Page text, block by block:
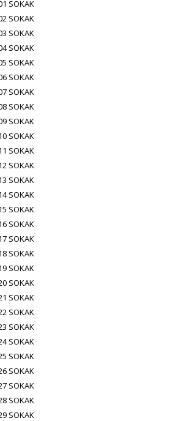
SOKAK
SOKAK
SOKAK
SOKAK
SOKAK
SOKAK
SOKAK
SOKAK
SOKAK
SOKAK
SOKAK
SOKAK
SOKAK
SOKAK
SOKAK
SOKAK
SOKAK
SOKAK
SOKAK
SOKAK
SOKAK
SOKAK
SOKAK
SOKAK
SOKAK
SOKAK
SOKAK
SOKAK
SOKAK